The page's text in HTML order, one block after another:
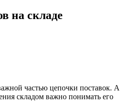
на складе
частью цепочки поставок. А
складом важно понимать его